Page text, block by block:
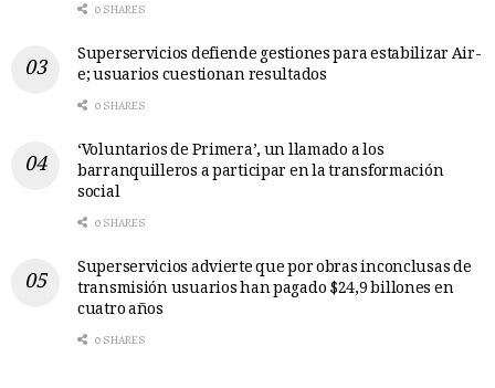
0 SHARES
Superservicios defiende gestiones para estabilizar Air-
e; usuarios cuestionan resultados
0 SHARES
‘Voluntarios de Primera’, un llamado a los
barranquilleros a participar en la transformación
social
0 SHARES
Superservicios advierte que por obras inconclusas de
transmisión usuarios han pagado $24,9 billones en
cuatro años
0 SHARES